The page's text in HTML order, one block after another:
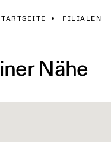
FILIALEN
Nähe